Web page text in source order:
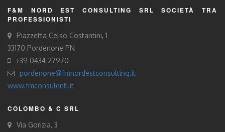
F&M NORD EST CONSULTING SRL SOCIETÀ TRA
PROFESSIONISTI
Piazzetta Celso Costantini, 1
33170 Pordenone PN
+39 0434 27970
pordenone@fmnordestconsulting.it
www.fmconsulenti.it
COLOMBO & C SRL
Via Gorizia, 3